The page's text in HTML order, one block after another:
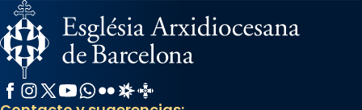
Facebook
Instagram
X / Twitter
YouTube
WhatsApp
FlickrRadio Estel
Catalunya Cristiana